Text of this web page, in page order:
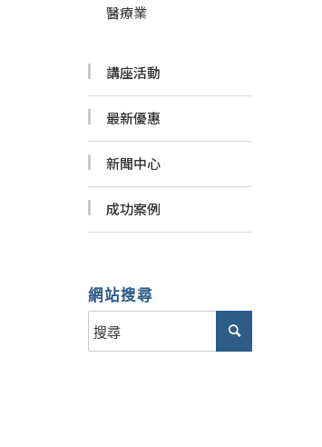
醫療業
講座活動
最新優惠
新聞中心
成功案例
網站搜尋